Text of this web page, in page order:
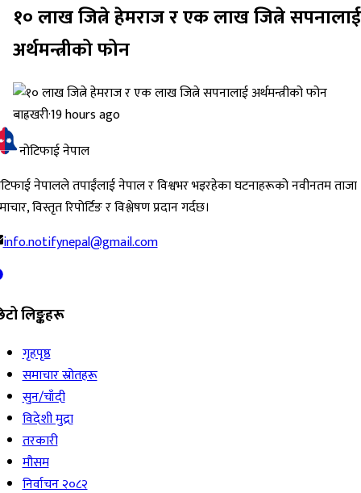
१० लाख जित्ने हेमराज र एक लाख जित्ने सपनालाई
अर्थमन्त्रीको फोन
बाह्रखरी·19 hours ago
नोटिफाई नेपाल
नेपालले तपाईंलाई नेपाल र विश्वभर भइरहेका घटनाहरूको नवीनतम ताजा
विस्तृत रिपोर्टिङ र विश्लेषण प्रदान गर्दछ।
info.notifynepal@gmail.com
लिङ्कहरू
गृहपृष्ठ
समाचार स्रोतहरू
सुन/चाँदी
विदेशी मुद्रा
तरकारी
मौसम
निर्वाचन २०८२